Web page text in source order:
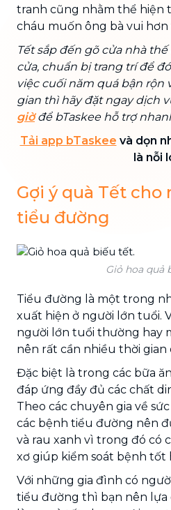
tranh cũng nhằm thể hiện
cháu muốn ông bà vui hơn
Tết sắp đến gõ cửa nhà
cửa, chuẩn bị trang trí để
việc cuối năm quá bận rộn
gian thì hãy đặt ngay dịch
giờđể bTaskee hỗ trợ
Tải app bTaskee và dọn
là nỗi
Gợi ý quà Tết cho
tiểu đường
Giỏ hoa quả
Tiểu đường là một trong
xuất hiện ở người lớn tuổi.
người lớn tuổi thường hay
nên rất cần nhiều thời gian
Đặc biệt là trong các bữa
đáp ứng đầy đủ các chất
Theo các chuyên gia về
các bệnh tiểu đường nên
và rau xanh vì trong đó có
xơ giúp kiểm soát bệnh tốt
Với những gia đình có
tiểu đường thì bạn nên lựa